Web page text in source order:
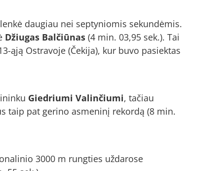
daugiau nei septyniomis sekundėmis.
Džiugas Balčiūnas (4 min. 03,95 sek.). Tai
ąją Ostravoje (Čekija), kur buvo pasiektas
Giedriumi Valinčiumi, tačiau
taip pat gerino asmeninį rekordą (8 min.
3000 m rungties uždarose